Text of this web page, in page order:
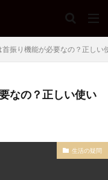
首振り機能が必要なの？正しい
なの？正しい使い
生活の疑問